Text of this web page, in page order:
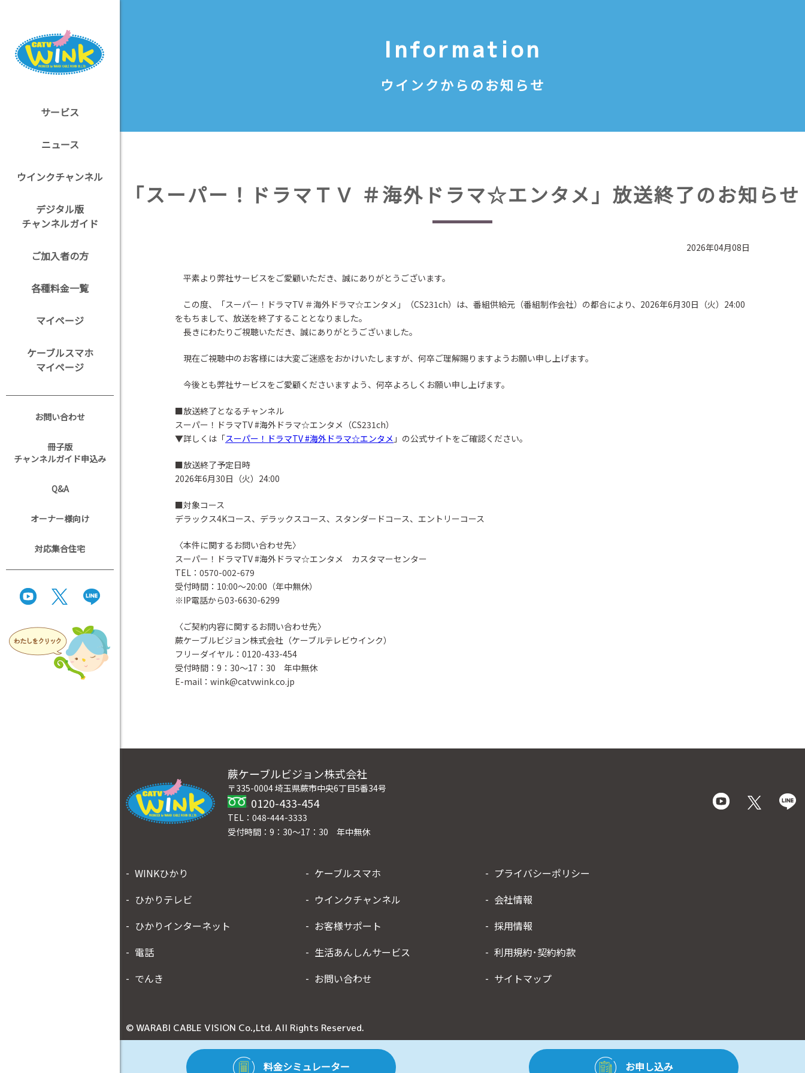
サービス
ニュース
ウインクチャンネル
デジタル版
チャンネルガイド
ご加入者の方
各種料金一覧
マイページ
ケーブルスマホ
マイページ
お問い合わせ
冊子版
チャンネルガイド申込み
Q&A
オーナー様向け
対応集合住宅
Information
ウインクからのお知らせ
「スーパー！ドラマＴＶ ＃海外ドラマ☆エンタメ」放送終了のお知らせ
2026年04月08日
平素より弊社サービスをご愛顧いただき、誠にありがとうございます。
この度、「スーパー！ドラマTV ＃海外ドラマ☆エンタメ」（CS231ch）は、番組供給元（番組制作会社）の都合により、2026年6月30日（火）24:00
をもちまして、放送を終了することとなりました。
長きにわたりご視聴いただき、誠にありがとうございました。
現在ご視聴中のお客様には大変ご迷惑をおかけいたしますが、何卒ご理解賜りますようお願い申し上げます。
今後とも弊社サービスをご愛顧くださいますよう、何卒よろしくお願い申し上げます。
■放送終了となるチャンネル
スーパー！ドラマTV #海外ドラマ☆エンタメ（CS231ch）
▼詳しくは「スーパー！ドラマTV #海外ドラマ☆エンタメ 」の公式サイトをご確認ください。
■放送終了予定日時
2026年6月30日（火）24:00
■対象コース
デラックス4Kコース、デラックスコース、スタンダードコース、エントリーコース
〈本件に関するお問い合わせ先〉
スーパー！ドラマTV #海外ドラマ☆エンタメ カスタマーセンター
TEL：0570-002-679
受付時間：10:00～20:00（年中無休）
※IP電話から03-6630-6299
〈ご契約内容に関するお問い合わせ先〉
蕨ケーブルビジョン株式会社（ケーブルテレビウインク）
フリーダイヤル：0120-433-454
受付時間：9：30～17：30 年中無休
E-mail：wink@catvwink.co.jp
蕨ケーブルビジョン株式会社
〒335-0004 埼玉県蕨市中央6丁目5番34号
0120-433-454
TEL：048-444-3333
受付時間：9：30～17：30 年中無休
WINKひかり ケーブルスマホ
プライバシーポリシー
ひかりテレビ
ウインクチャンネル
会社情報
ひかりインターネット
お客様サポート
採用情報
電話
生活あんしんサービス
利用規約･契約約款
でんき
お問い合わせ サイトマップ
© WARABI CABLE VISION Co.,Ltd. All Rights Reserved.
料金シミュレーター お申し込み